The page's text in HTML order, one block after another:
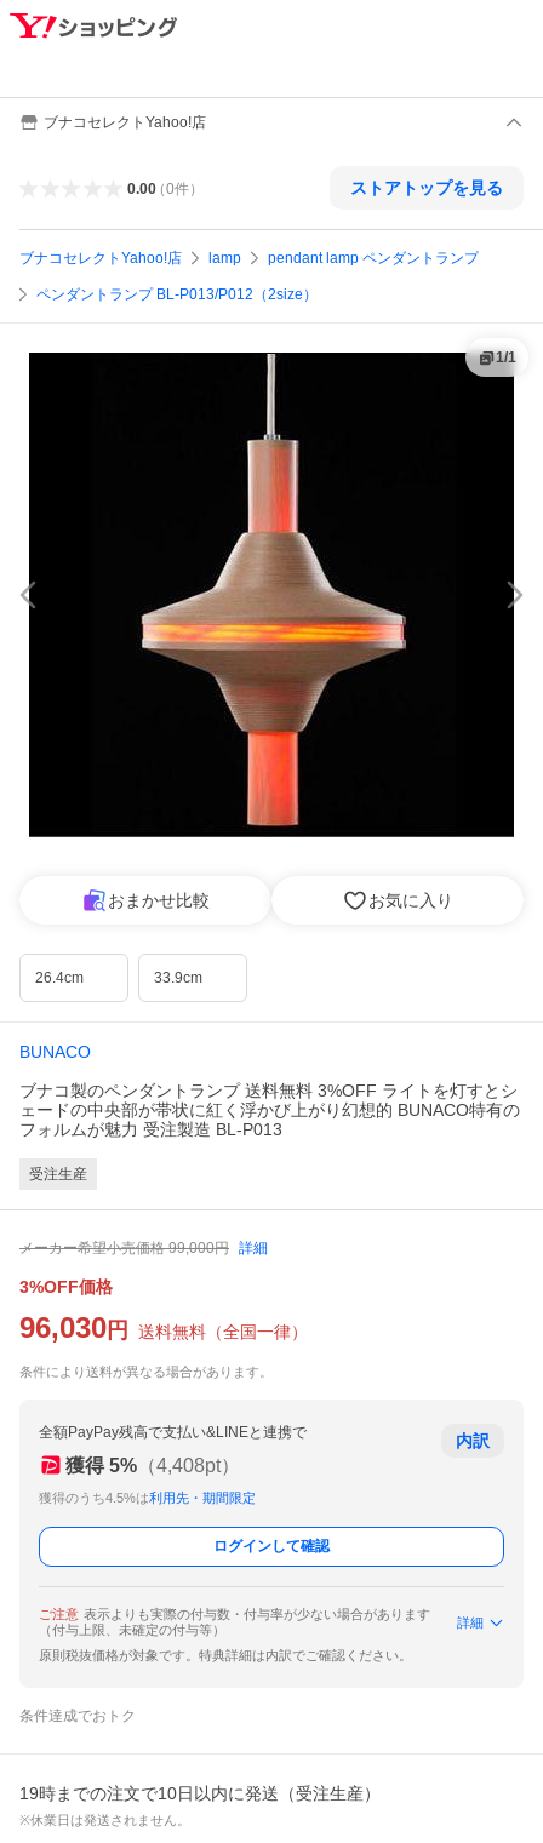
ブナコセレクトYahoo!店
0.00（0件） ストアトップを見る
ブナコセレクトYahoo!店 lamp pendant lamp ペンダントランプ
ペンダントランプ BL-P013/P012（2size）
1/1
おまかせ比較 お気に入り
26.4cm 33.9cm
BUNACO
ブナコ製のペンダントランプ 送料無料 3%OFF ライトを灯すとシ
ェードの中央部が帯状に紅く浮かび上がり幻想的 BUNACO特有の
フォルムが魅力 受注製造 BL-P013
受注生産
メーカー希望小売価格 99,000円 詳細
3%OFF価格
96,030 円 送料無料 （全国一律）
条件により送料が異なる場合があります。
全額PayPay残高で支払い&LINEと連携で
獲得 5% （4,408pt）
獲得のうち4.5%は利用先・期間限定
内訳
ログインして確認
ご注意 表示よりも実際の付与数・付与率が少ない場合があります
（付与上限、未確定の付与等）
詳細
原則税抜価格が対象です。特典詳細は内訳でご確認ください。
条件達成でおトク
19時までの注文で10日以内に発送（受注生産）
※休業日は発送されません。